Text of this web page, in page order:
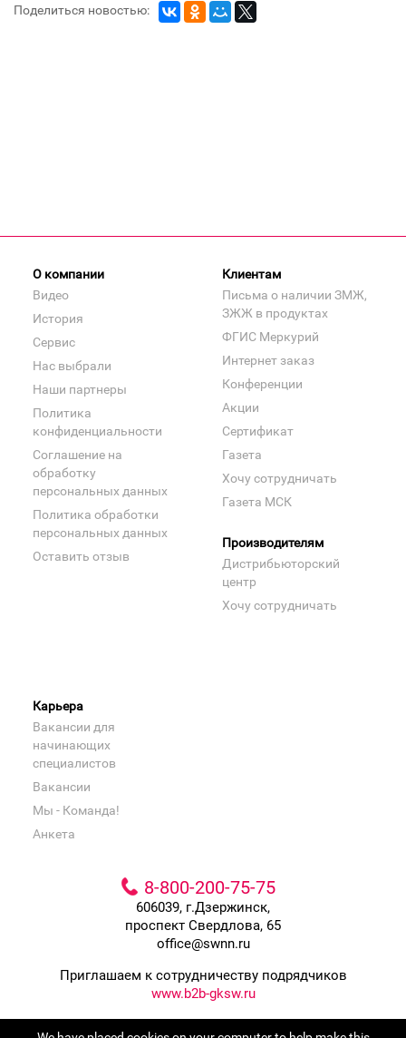
Поделиться новостью:
О компании
Видео
История
Сервис
Нас выбрали
Наши партнеры
Политика
конфиденциальности
Соглашение на
обработку
персональных данных
Политика обработки
персональных данных
Оставить отзыв
Клиентам
Письма о наличии ЗМЖ,
ЗЖЖ в продуктах
ФГИС Меркурий
Интернет заказ
Конференции
Акции
Сертификат
Газета
Хочу сотрудничать
Газета МСК
Производителям
Дистрибьюторский
центр
Хочу сотрудничать
Карьера
Вакансии для
начинающих
специалистов
Вакансии
Мы - Команда!
Анкета
8-800-200-75-75
606039, г.Дзержинск,
проспект Свердлова, 65
office@swnn.ru
Приглашаем к сотрудничеству подрядчиков
www.b2b-gksw.ru